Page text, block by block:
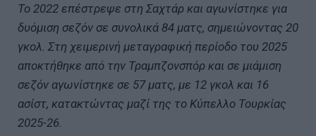
Το 2022 επέστρεψε στη Σαχτάρ και αγωνίστηκε για
δυόμιση σεζόν σε συνολικά 84 ματς, σημειώνοντας 20
γκολ. Στη χειμερινή μεταγραφική περίοδο του 2025
αποκτήθηκε από την Τραμπζονσπόρ και σε μιάμιση
σεζόν αγωνίστηκε σε 57 ματς, με 12 γκολ και 16
ασίστ, κατακτώντας μαζί της το Κύπελλο Τουρκίας
2025-26.